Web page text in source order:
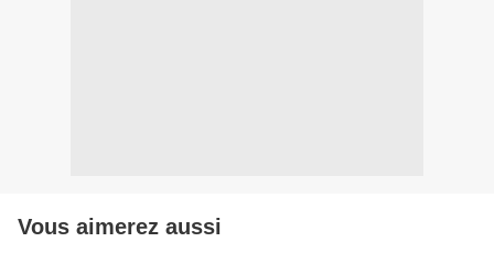
Vous aimerez aussi